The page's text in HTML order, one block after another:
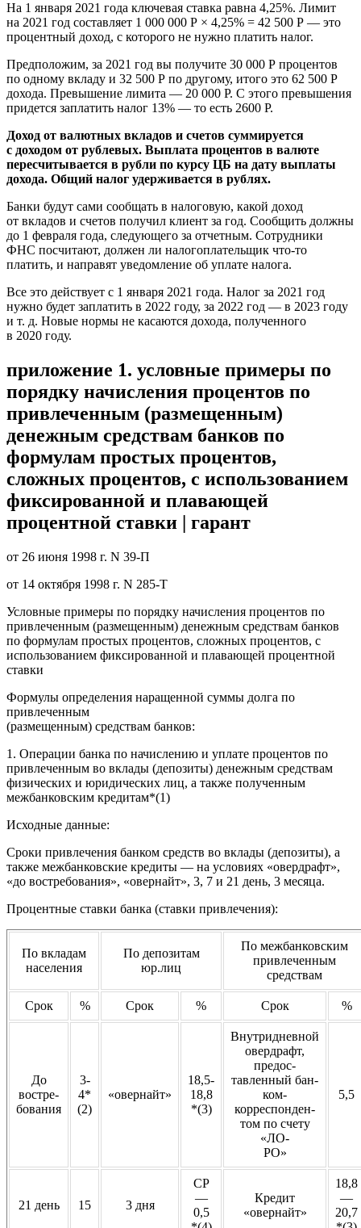
На 1 января 2021 года ключевая ставка равна 4,25%. Лимит
на 2021 год составляет 1 000 000 Р × 4,25% = 42 500 Р — это
процентный доход, с которого не нужно платить налог.
Предположим, за 2021 год вы получите 30 000 Р процентов
по одному вкладу и 32 500 Р по другому, итого это 62 500 Р
дохода. Превышение лимита — 20 000 Р. С этого превышения
придется заплатить налог 13% — то есть 2600 Р.
Доход от валютных вкладов и счетов суммируется
с доходом от рублевых. Выплата процентов в валюте
пересчитывается в рубли по курсу ЦБ на дату выплаты
дохода. Общий налог удерживается в рублях.
Банки будут сами сообщать в налоговую, какой доход
от вкладов и счетов получил клиент за год. Сообщить должны
до 1 февраля года, следующего за отчетным. Сотрудники
ФНС посчитают, должен ли налогоплательщик что-то
платить, и направят уведомление об уплате налога.
Все это действует с 1 января 2021 года. Налог за 2021 год
нужно будет заплатить в 2022 году, за 2022 год — в 2023 году
и т. д. Новые нормы не касаются дохода, полученного
в 2020 году.
приложение 1. условные примеры по
порядку начисления процентов по
привлеченным (размещенным)
денежным средствам банков по
формулам простых процентов,
сложных процентов, с использованием
фиксированной и плавающей
процентной ставки | гарант
от 26 июня 1998 г. N 39-П
от 14 октября 1998 г. N 285-Т
Условные примеры по порядку начисления процентов по
привлеченным (размещенным) денежным средствам банков
по формулам простых процентов, сложных процентов, с
использованием фиксированной и плавающей процентной
ставки
Формулы определения наращенной суммы долга по
привлеченным
(размещенным) средствам банков:
1. Операции банка по начислению и уплате процентов по
привлеченным во вклады (депозиты) денежным средствам
физических и юридических лиц, а также полученным
межбанковским кредитам*(1)
Исходные данные:
Сроки привлечения банком средств во вклады (депозиты), а
также межбанковские кредиты — на условиях «овердрафт»,
«до востребования», «овернайт», 3, 7 и 21 день, 3 месяца.
Процентные ставки банка (ставки привлечения):
По вкладам
населения
По депозитам
юр.лиц
По межбанковским
привлеченным
средствам
Срок % Срок % Срок %
До
востре-
бования
3-
4*
(2)
«овернайт»
18,5-
18,8
*(3)
Внутридневной
овердрафт,
предос-
тавленный бан-
ком-
корреспонден-
том по счету
«ЛО-
РО»
5,5
21 день 15 3 дня
СР
—
0,5
Кредит
«овернайт»
18,8
—
20,7